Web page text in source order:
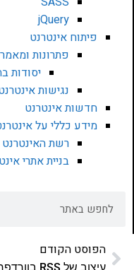
jQuery
פיתוח אינטרנט
פתרונות
יסודות
נגישות
חדשות אינטרנט
מידע כללי על
רשת האינטרנט
בניית אתרי
הפוסט הקודם
עיצוב של RSS בוורדפרס